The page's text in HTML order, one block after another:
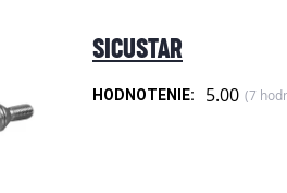
SICUSTAR
HODNOTENIE: 5.00 (7